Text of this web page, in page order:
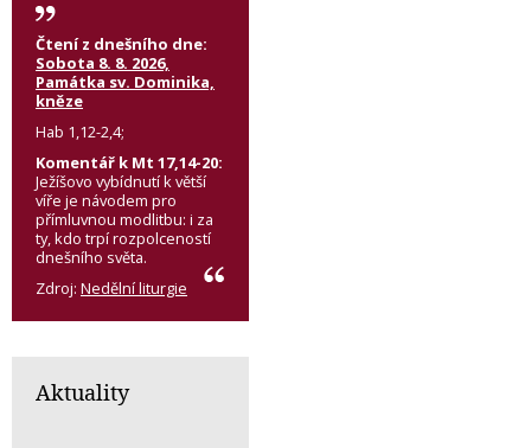
Čtení z dnešního dne:
Sobota 8. 8. 2026,
Památka sv. Dominika,
kněze
Hab 1,12-2,4;
Komentář k Mt 17,14-20:
Ježíšovo vybídnutí k větší
víře je návodem pro
přímluvnou modlitbu: i za
ty, kdo trpí rozpolceností
dnešního světa.
Zdroj: Nedělní liturgie
Aktuality